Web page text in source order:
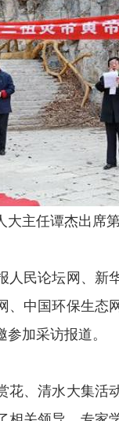
大主任谭杰出席
人民论坛网、新
、中国环保生态
加采访报道。
花、清水大集活